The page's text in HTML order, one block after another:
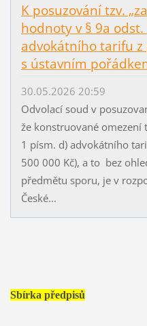
K posuzování tzv.
hodnoty v § 9a
advokátního tarifu
s ústavním
30.05.2026 20:59
Odvolací soud v
že konstruované
1 písm. d) advokátního
500 000 Kč), a to bez
předmětu sporu, je v
České...
Sbírka předpisů